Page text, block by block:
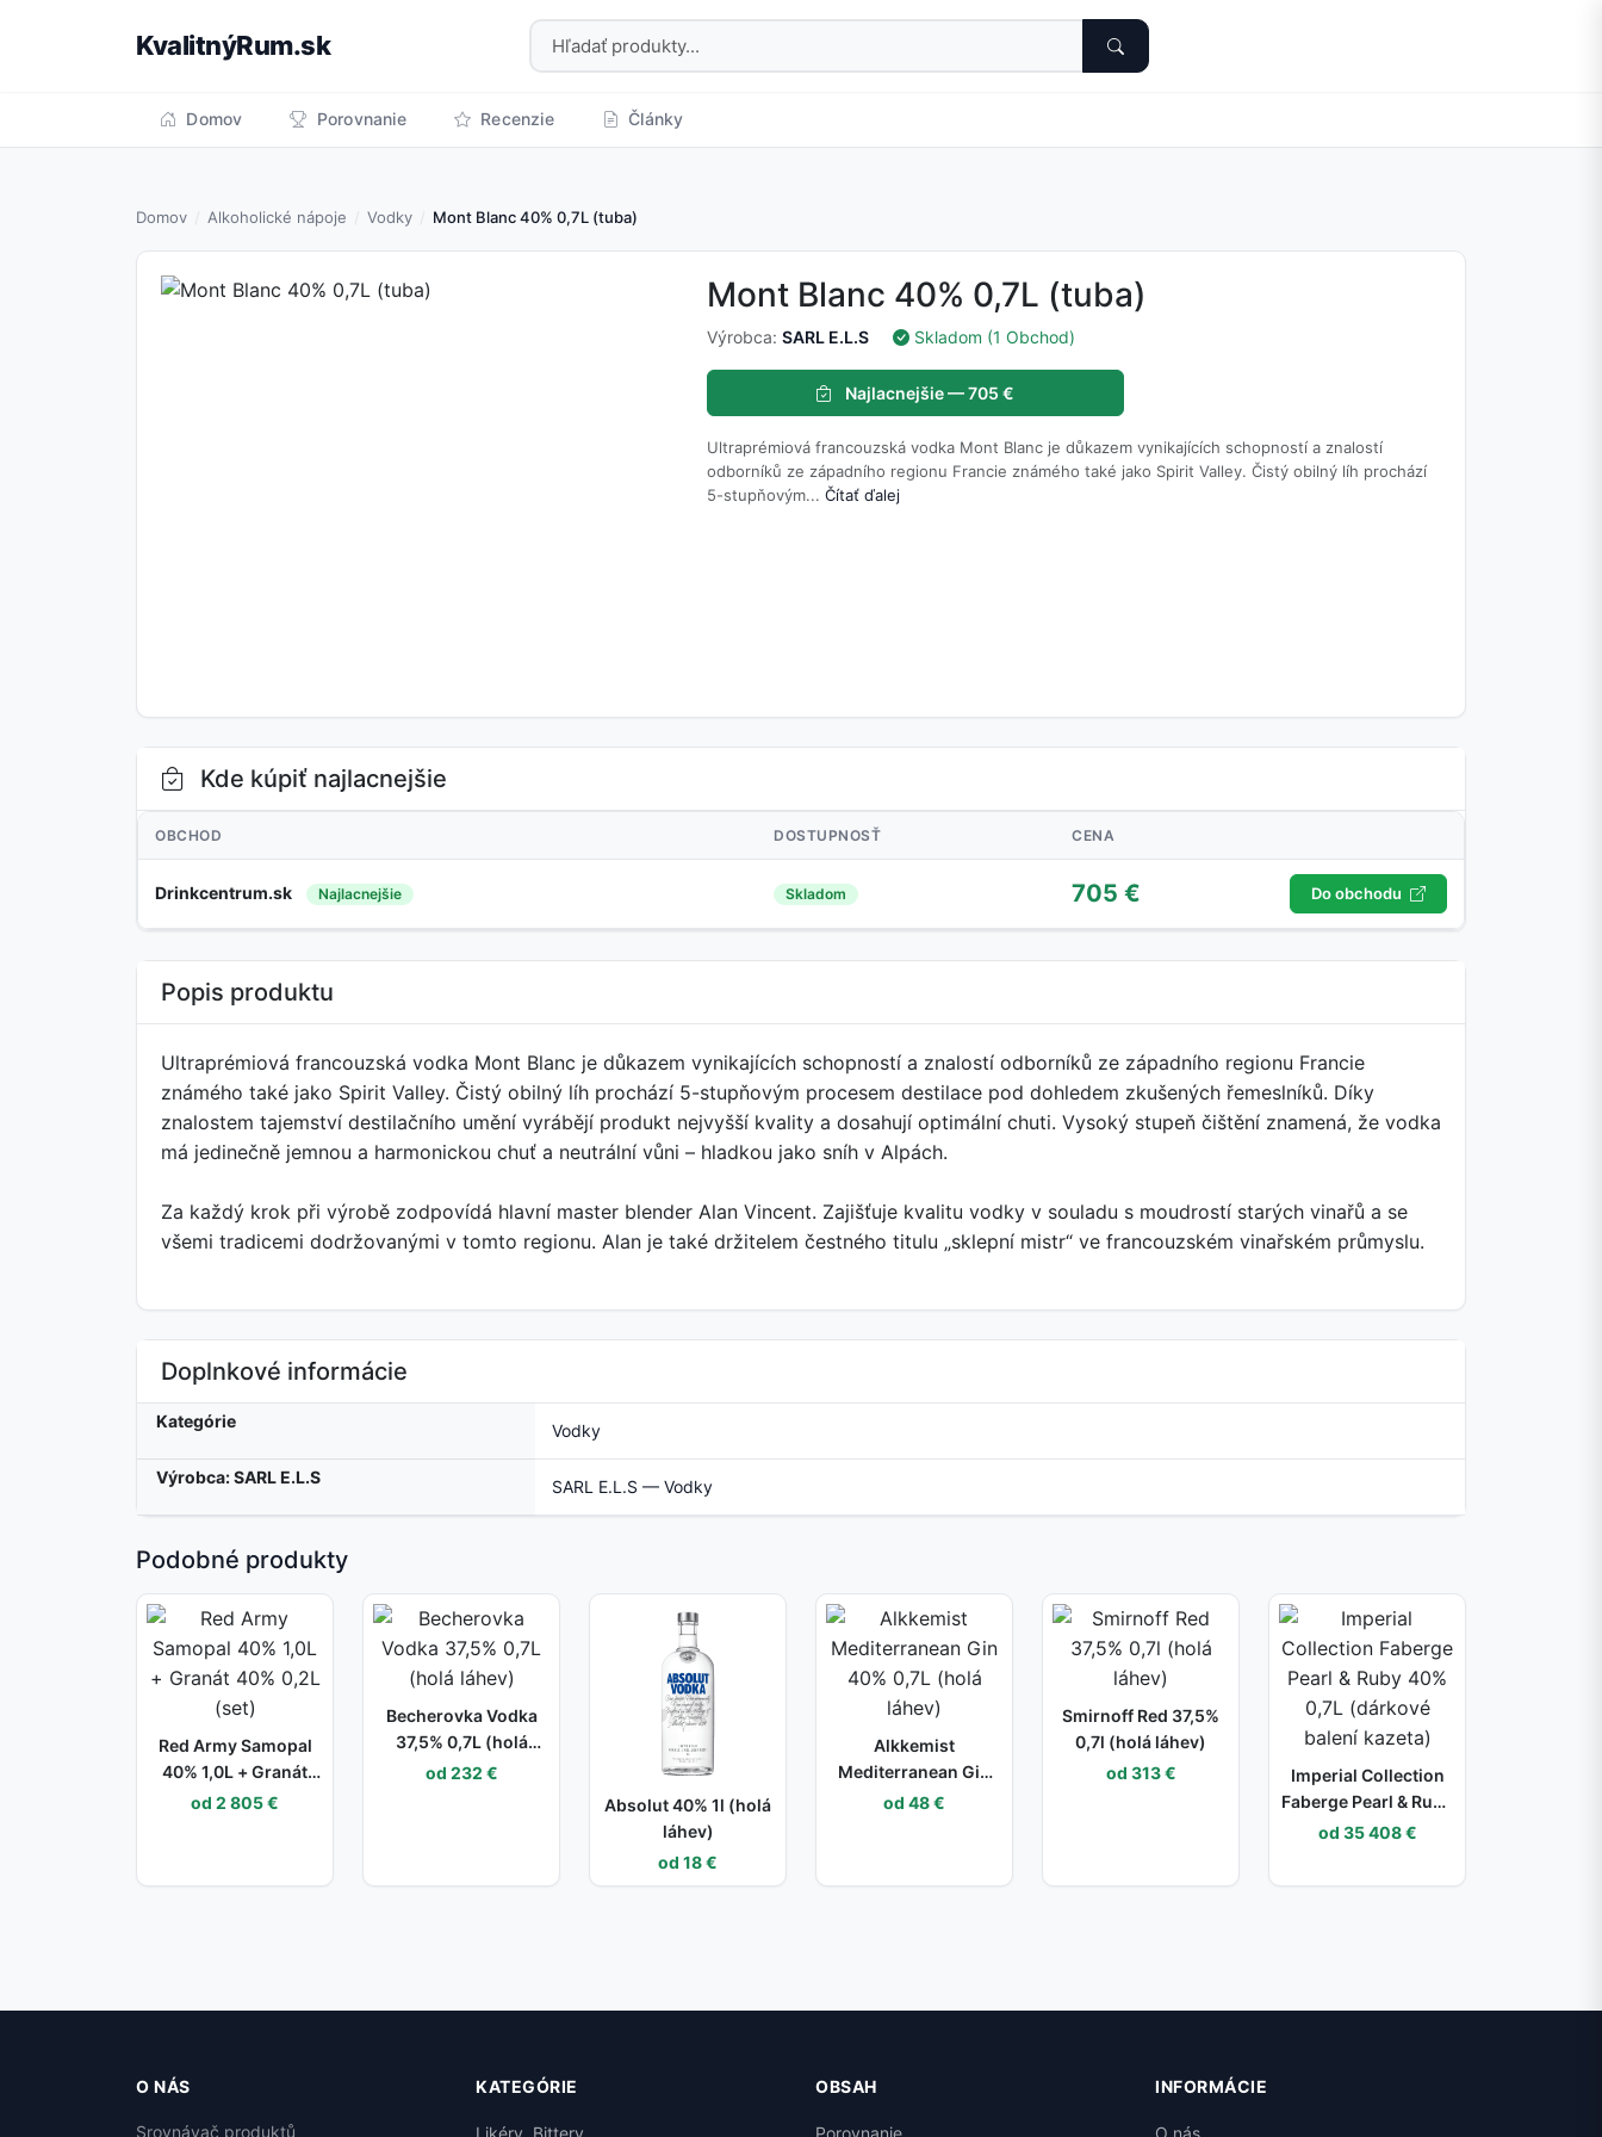
KvalitnýRum.sk
Domov Porovnanie Recenzie Články
Domov Alkoholické nápoje Vodky Mont Blanc 40% 0,7L (tuba)
Mont Blanc 40% 0,7L (tuba)
Výrobca: SARL E.L.S Skladom (1 Obchod)
Najlacnejšie — 705 €
Ultraprémiová francouzská vodka Mont Blanc je důkazem vynikajících schopností a znalostí
odborníků ze západního regionu Francie známého také jako Spirit Valley. Čistý obilný líh prochází
5-stupňovým... Čítať ďalej
Kde kúpiť najlacnejšie
OBCHOD DOSTUPNOSŤ CENA
Drinkcentrum.sk Najlacnejšie Skladom 705 € Do obchodu
Popis produktu
Ultraprémiová francouzská vodka Mont Blanc je důkazem vynikajících schopností a znalostí odborníků ze západního regionu Francie
známého také jako Spirit Valley. Čistý obilný líh prochází 5-stupňovým procesem destilace pod dohledem zkušených řemeslníků. Díky
znalostem tajemství destilačního umění vyrábějí produkt nejvyšší kvality a dosahují optimální chuti. Vysoký stupeň čištění znamená, že vodka
má jedinečně jemnou a harmonickou chuť a neutrální vůni – hladkou jako sníh v Alpách.
Za každý krok při výrobě zodpovídá hlavní master blender Alan Vincent. Zajišťuje kvalitu vodky v souladu s moudrostí starých vinařů a se
všemi tradicemi dodržovanými v tomto regionu. Alan je také držitelem čestného titulu „sklepní mistr“ ve francouzském vinařském průmyslu.
Doplnkové informácie
Kategórie Vodky
Výrobca: SARL E.L.S SARL E.L.S — Vodky
Podobné produkty
Red Army Samopal
40% 1,0L + Granát
40% 0,2L (set)
od 2 805 €
Becherovka Vodka
37,5% 0,7L (holá
láhev)
od 232 €
Absolut 40% 1l (holá
láhev)
od 18 €
Alkkemist
Mediterranean Gin
40% 0,7L (holá láhev)
od 48 €
Smirnoff Red 37,5%
0,7l (holá láhev)
od 313 €
Imperial Collection
Faberge Pearl & Ruby
40% 0,7L (dárkové
od 35 408 €
O NÁS
Srovnávač produktů
KATEGÓRIE
Likéry, Bittery
OBSAH
Porovnanie
INFORMÁCIE
O nás